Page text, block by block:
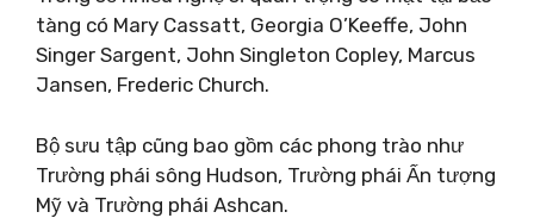
tàng có Mary Cassatt, Georgia O’Keeffe, John
Singer Sargent, John Singleton Copley, Marcus
Jansen, Frederic Church.
Bộ sưu tập cũng bao gồm các phong trào như
Trường phái sông Hudson, Trường phái Ấn tượng
Mỹ và Trường phái Ashcan.